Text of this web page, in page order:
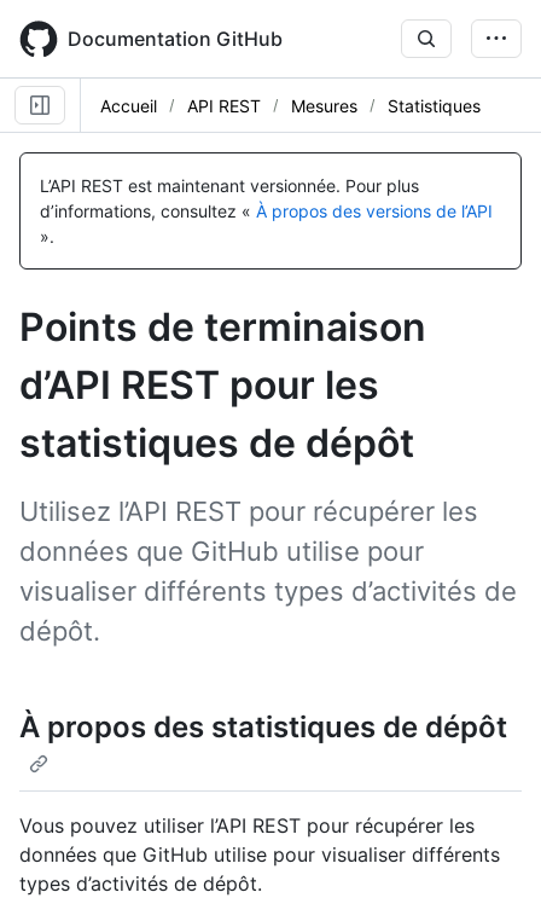
main
content
Documentation GitHub
Accueil API REST Mesures Statistiques
L’API REST est maintenant versionnée. Pour plus
d’informations, consultez « À propos des versions de l’API
».
Points de terminaison
d’API REST pour les
statistiques de dépôt
Utilisez l’API REST pour récupérer les
données que GitHub utilise pour
visualiser différents types d’activités de
dépôt.
À propos des statistiques de dépôt
Vous pouvez utiliser l’API REST pour récupérer les
données que GitHub utilise pour visualiser différents
types d’activités de dépôt.
Nom, Type,
Description
Nom, Type,
Description
Nom, Type,
Description
Nom, Type,
Description
Nom, Type,
Description
Nom, Type,
Description
Nom, Type,
Description
Nom, Type,
Description
Nom, Type,
Description
Nom, Type,
Description